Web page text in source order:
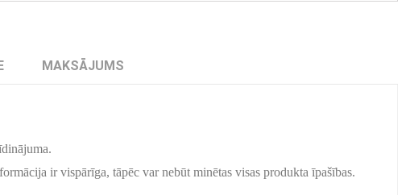
MAKSĀJUMS
ir vispārīga, tāpēc var nebūt minētas visas produkta īpašības.